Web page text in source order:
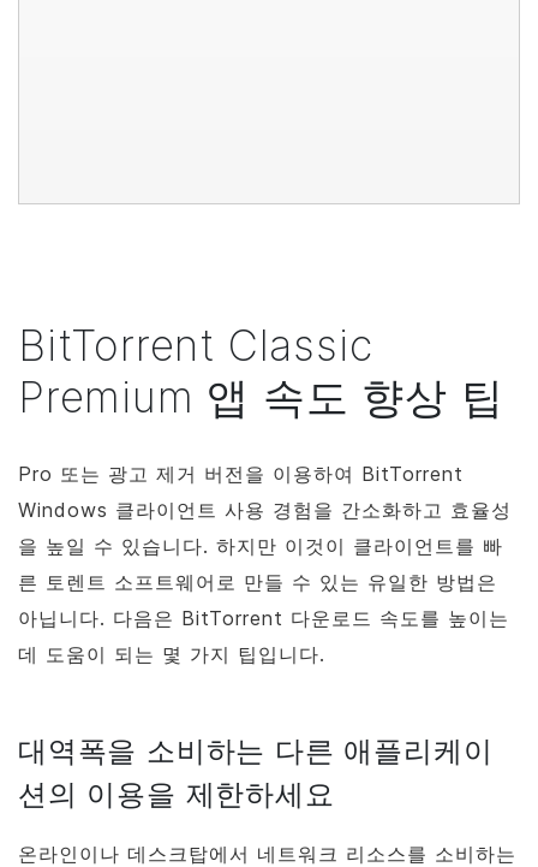
BitTorrent Classic
Premium 앱 속도 향상 팁
Pro 또는 광고 제거 버전을 이용하여 BitTorrent
Windows 클라이언트 사용 경험을 간소화하고 효율성
을 높일 수 있습니다. 하지만 이것이 클라이언트를 빠
른 토렌트 소프트웨어로 만들 수 있는 유일한 방법은
아닙니다. 다음은 BitTorrent 다운로드 속도를 높이는
데 도움이 되는 몇 가지 팁입니다.
대역폭을 소비하는 다른 애플리케이
션의 이용을 제한하세요
온라인이나 데스크탑에서 네트워크 리소스를 소비하는